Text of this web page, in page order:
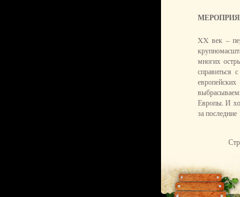
XX век –
многих
справиться
Европы. И
за